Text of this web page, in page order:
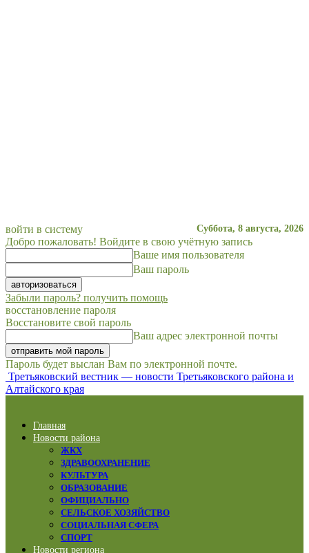
Суббота, 8 августа, 2026
войти в систему
Добро пожаловать! Войдите в свою учётную запись
Ваше имя пользователя
Ваш пароль
Забыли пароль? получить помощь
восстановление пароля
Восстановите свой пароль
Ваш адрес электронной почты
Пароль будет выслан Вам по электронной почте.
Третьяковский вестник — новости Третьяковского района и
Алтайского края
Главная
Новости района
ЖКХ
ЗДРАВООХРАНЕНИЕ
КУЛЬТУРА
ОБРАЗОВАНИЕ
ОФИЦИАЛЬНО
СЕЛЬСКОЕ ХОЗЯЙСТВО
СОЦИАЛЬНАЯ СФЕРА
СПОРТ
Новости региона